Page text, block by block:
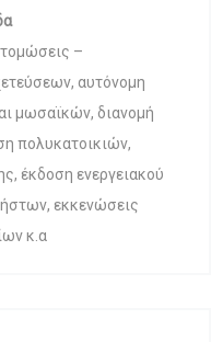
–
αυτόνομη
μωσαϊκών, διανομή
πολυκατοικιών,
έκδοση ενεργειακού
εκκενώσεις
κ.α